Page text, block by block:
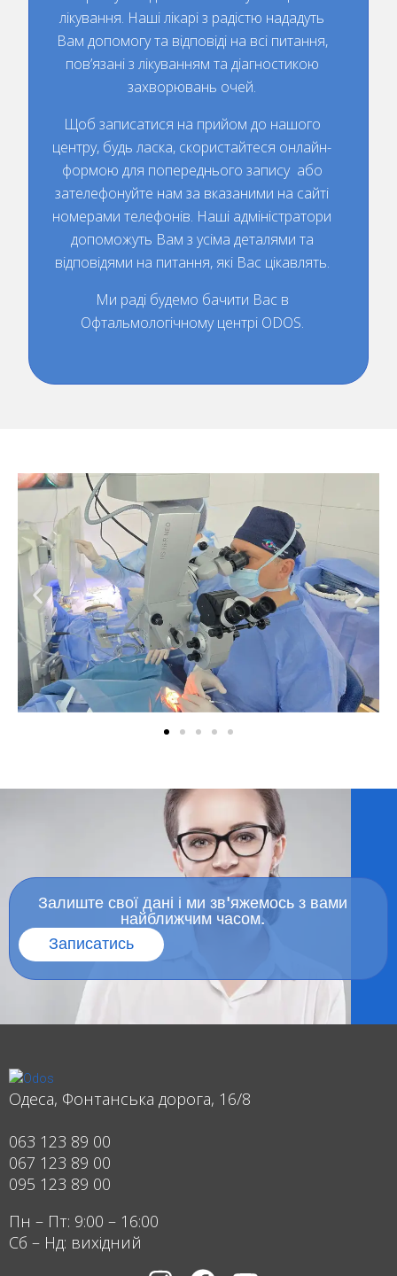
лікування. Наші лікарі з радістю нададуть
Вам допомогу та відповіді на всі питання,
пов’язані з лікуванням та діагностикою
захворювань очей.
Щоб записатися на прийом до нашого
центру, будь ласка, скористайтеся онлайн-
формою для попереднього запису або
зателефонуйте нам за вказаними на сайті
номерами телефонів. Наші адміністратори
допоможуть Вам з усіма деталями та
відповідями на питання, які Вас цікавлять.
Ми раді будемо бачити Вас в
Офтальмологічному центрі ODOS.
Залиште свої дані і ми зв'яжемось з вами
найближчим часом.
Записатись
Одеса, Фонтанська дорога, 16/8
063 123 89 00
067 123 89 00
095 123 89 00
Пн – Пт: 9:00 – 16:00
Сб – Нд: вихідний